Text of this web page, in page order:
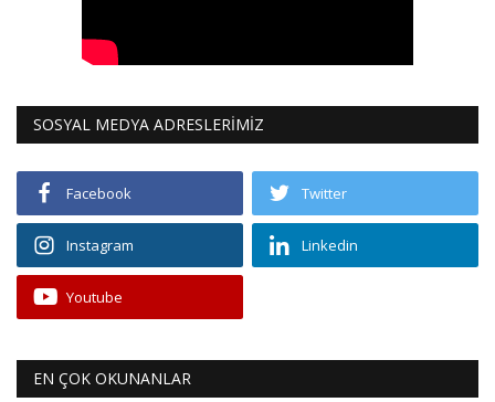
SOSYAL MEDYA ADRESLERİMİZ
Facebook Twitter
Instagram Linkedin
Youtube
EN ÇOK OKUNANLAR